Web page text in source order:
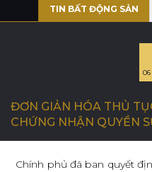
C
I
CƠ HỘI N
TIN BẤT ĐỘNG SẢN
ĐƠN GIẢN HÓA THỦ
CHỨNG NHẬN QUYỀN
Chính phủ đã ban quyết